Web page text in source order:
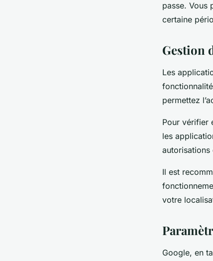
passe. Vous
certaine
Gestion
Les
permettez
Pour vérifier
les
Il est
votre
Google, en